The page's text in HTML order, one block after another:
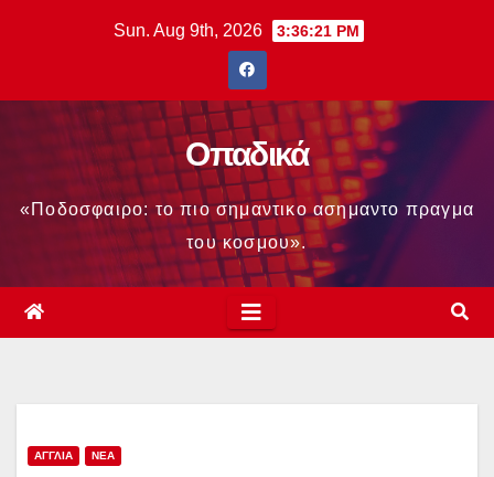
Sun. Aug 9th, 2026 3:36:22 PM
Οπαδικά
«Ποδοσφαιρο: το πιο σημαντικο ασημαντο πραγμα
του κοσμου».
ΑΓΓΛΙΑ ΝΕΑ